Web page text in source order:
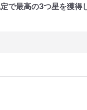
で最高の3つ星を獲得